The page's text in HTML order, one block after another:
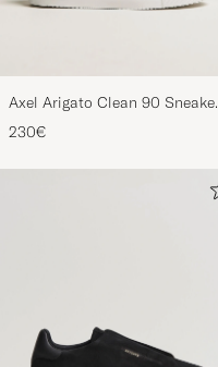
Axel Arigato Clean 90 Sneaker
Black
230€